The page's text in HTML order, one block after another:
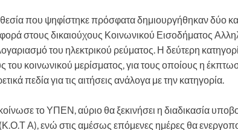
που ψηφίστηκε πρόσφατα δημιουργήθηκαν δύο
στους δικαιούχους Κοινωνικού Εισοδήματος
του ηλεκτρικού ρεύματος. Η δεύτερη
του κοινωνικού μερίσματος, για τους οποίους η
πεδία για τις αιτήσεις ανάλογα με την κατηγορία.
το ΥΠΕΝ, αύριο θα ξεκινήσει η διαδικασία
Α), ενώ στις αμέσως επόμενες ημέρες θα